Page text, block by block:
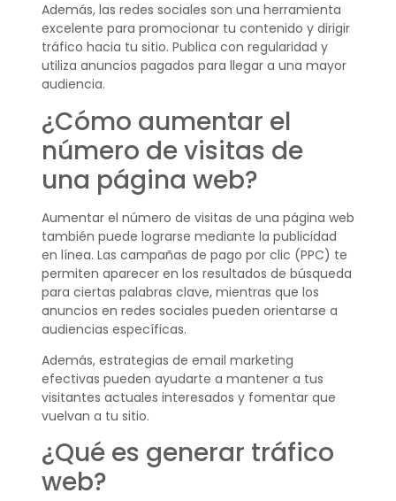
Además, las redes sociales son una herramienta
excelente para promocionar tu contenido y dirigir
tráfico hacia tu sitio. Publica con regularidad y
utiliza anuncios pagados para llegar a una mayor
audiencia.
¿Cómo aumentar el
número de visitas de
una página web?
Aumentar el número de visitas de una página web
también puede lograrse mediante la publicidad
en línea. Las campañas de pago por clic (PPC) te
permiten aparecer en los resultados de búsqueda
para ciertas palabras clave, mientras que los
anuncios en redes sociales pueden orientarse a
audiencias específicas.
Además, estrategias de email marketing
efectivas pueden ayudarte a mantener a tus
visitantes actuales interesados y fomentar que
vuelvan a tu sitio.
¿Qué es generar tráfico
web?